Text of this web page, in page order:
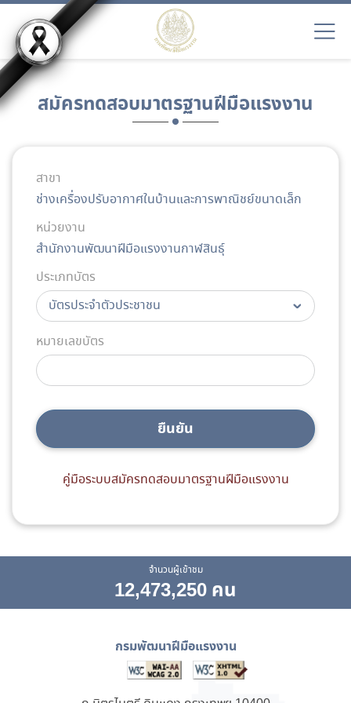
สมัครทดสอบมาตรฐานฝีมือแรงงาน
สาขา
ช่างเครื่องปรับอากาศในบ้านและการพาณิชย์ขนาดเล็ก
หน่วยงาน
สำนักงานพัฒนาฝีมือแรงงานกาฬสินธุ์
ประเภทบัตร
หมายเลขบัตร
ยืนยัน
คู่มือระบบสมัครทดสอบมาตรฐานฝีมือแรงงาน
จำนวนผู้เข้าชม
12,473,250 คน
กรมพัฒนาฝีมือแรงงาน